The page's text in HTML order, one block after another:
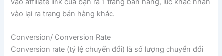
vào affiliate link của bạn ra 1 trang bán hàng, lúc khác nhấn
vào lại ra trang bán hàng khác.
Conversion/ Conversion Rate
Conversion rate (tỷ lệ chuyển đổi) là số lượng chuyển đổi